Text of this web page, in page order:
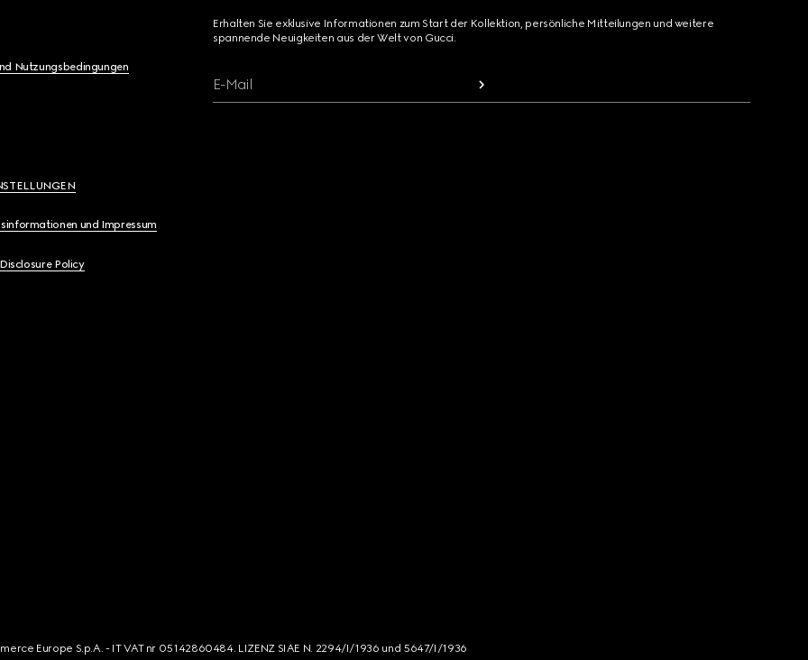
Nutzungsbedingungen
und Impressum
Policy
Erhalten Sie exklusive Informationen zum Start der Kollektion, persönliche Mitteilungen und weitere
spannende Neuigkeiten aus der Welt von Gucci.
E-Mail
Europe S.p.A. - IT VAT nr 05142860484. LIZENZ SIAE N. 2294/I/1936 und 5647/I/1936